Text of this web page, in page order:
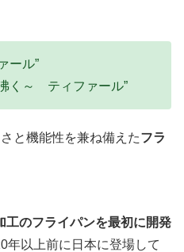
ール”
く～ ティファール”
と機能性を兼ね備えたフラ
工のフライパンを最初に開発
年以上前に日本に登場して